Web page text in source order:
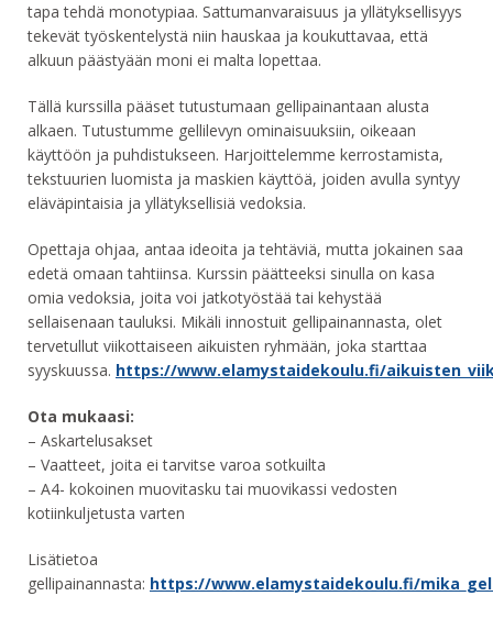
tapa tehdä monotypiaa. Sattumanvaraisuus ja yllätyksellisyys
tekevät työskentelystä niin hauskaa ja koukuttavaa, että
alkuun päästyään moni ei malta lopettaa.
Tällä kurssilla pääset tutustumaan gellipainantaan alusta
alkaen. Tutustumme gellilevyn ominaisuuksiin, oikeaan
käyttöön ja puhdistukseen. Harjoittelemme kerrostamista,
tekstuurien luomista ja maskien käyttöä, joiden avulla syntyy
eläväpintaisia ja yllätyksellisiä vedoksia.
Opettaja ohjaa, antaa ideoita ja tehtäviä, mutta jokainen saa
edetä omaan tahtiinsa. Kurssin päätteeksi sinulla on kasa
omia vedoksia, joita voi jatkotyöstää tai kehystää
sellaisenaan tauluksi. Mikäli innostuit gellipainannasta, olet
tervetullut viikottaiseen aikuisten ryhmään, joka starttaa
syyskuussa. https://www.elamystaidekoulu.fi/
Ota mukaasi:
– Askartelusakset
– Vaatteet, joita ei tarvitse varoa sotkuilta
– ‎A4- kokoinen muovitasku tai muovikassi vedosten
kotiinkuljetusta varten
Lisätietoa
gellipainannasta: https://www.elamystaidekoulu.fi/